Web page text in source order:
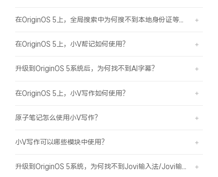
在OriginOS 5上，小V帮记如何使用？
升级到OriginOS 5系统后，为何找不到AI字幕？
在OriginOS 5上，小V写作如何使用？
原子笔记怎么使用小V写作？
小V写作可以哪些模块中使用？
升级到OriginOS 5系统，为何找不到Jovi输入法/Jovi输入法Pro？